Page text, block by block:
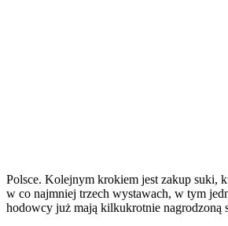
Polsce. Kolejnym krokiem jest zakup suki,
w co najmniej trzech wystawach, w tym
hodowcy już mają kilkukrotnie nagrodzoną